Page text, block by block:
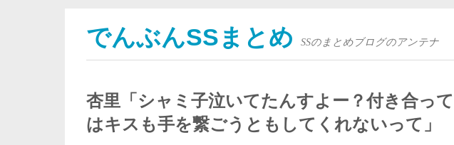
でんぶんSSまとめ SSのまとめブログのアンテナ
杏里「シャミ子泣いてたんすよー？付き合っ
はキスも手を繋ごうともしてくれないって」